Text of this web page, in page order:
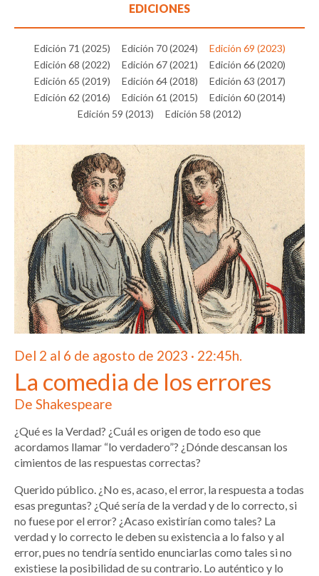
EDICIONES
Edición 71 (2025) Edición 70 (2024)
Edición 69 (2023)
Edición 68 (2022)
Edición 67 (2021)
Edición 66 (2020)
Edición 65 (2019)
Edición 64 (2018)
Edición 63 (2017)
Edición 62 (2016)
Edición 61 (2015)
Edición 60 (2014)
Edición 59 (2013)
Edición 58 (2012)
Del 2 al 6 de agosto de 2023 · 22:45h.
La comedia de los errores
De Shakespeare
¿Qué es la Verdad? ¿Cuál es origen de todo eso que
acordamos llamar “lo verdadero”? ¿Dónde descansan los
cimientos de las respuestas correctas?
Querido público. ¿No es, acaso, el error, la respuesta a todas
esas preguntas? ¿Qué sería de la verdad y de lo correcto, si
no fuese por el error? ¿Acaso existirían como tales? La
verdad y lo correcto le deben su existencia a lo falso y al
error, pues no tendría sentido enunciarlas como tales si no
existiese la posibilidad de su contrario. Lo auténtico y lo